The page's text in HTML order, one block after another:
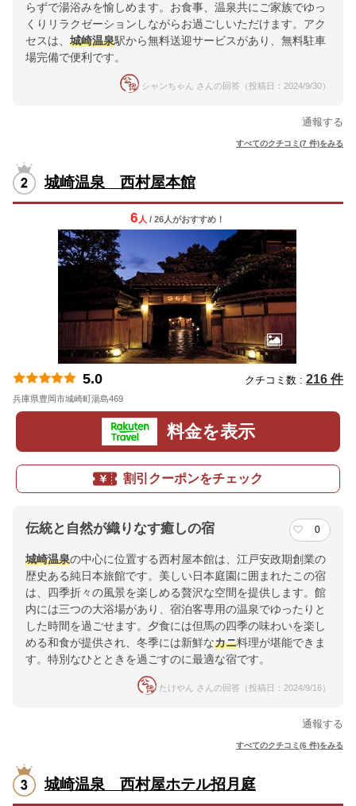
らずで湯浴みを愉しめます。お食事、温泉共にご家族でゆっ
くりリラクゼーションしながらお過ごしいただけます。アク
セスは、 城崎温泉駅から無料送迎サービスがあり、無料駐車
場完備で便利です。
シャンちゃん さんの回答（投稿日：2024/9/30）
通報する
すべてのクチコミ(7 件)をみる
城崎温泉 西村屋本館
6 人 / 26人がおすすめ！
5.0 クチコミ数 : 216 件
兵庫県豊岡市城崎町湯島469
料金を表示
割引クーポンをチェック
伝統と自然が織りなす癒しの宿 0
城崎温泉の中心に位置する西村屋本館は、江戸安政期創業の
歴史ある純日本旅館です。美しい日本庭園に囲まれたこの宿
は、四季折々の風景を楽しめる贅沢な空間を提供します。館
内には三つの大浴場があり、宿泊客専用の温泉でゆったりと
した時間を過ごせます。夕食には但馬の四季の味わいを楽し
める和食が提供され、冬季には新鮮なカニ料理が堪能できま
す。特別なひとときを過ごすのに最適な宿です。
たけやん さんの回答（投稿日：2024/9/16）
通報する
すべてのクチコミ(6 件)をみる
城崎温泉 西村屋ホテル招月庭